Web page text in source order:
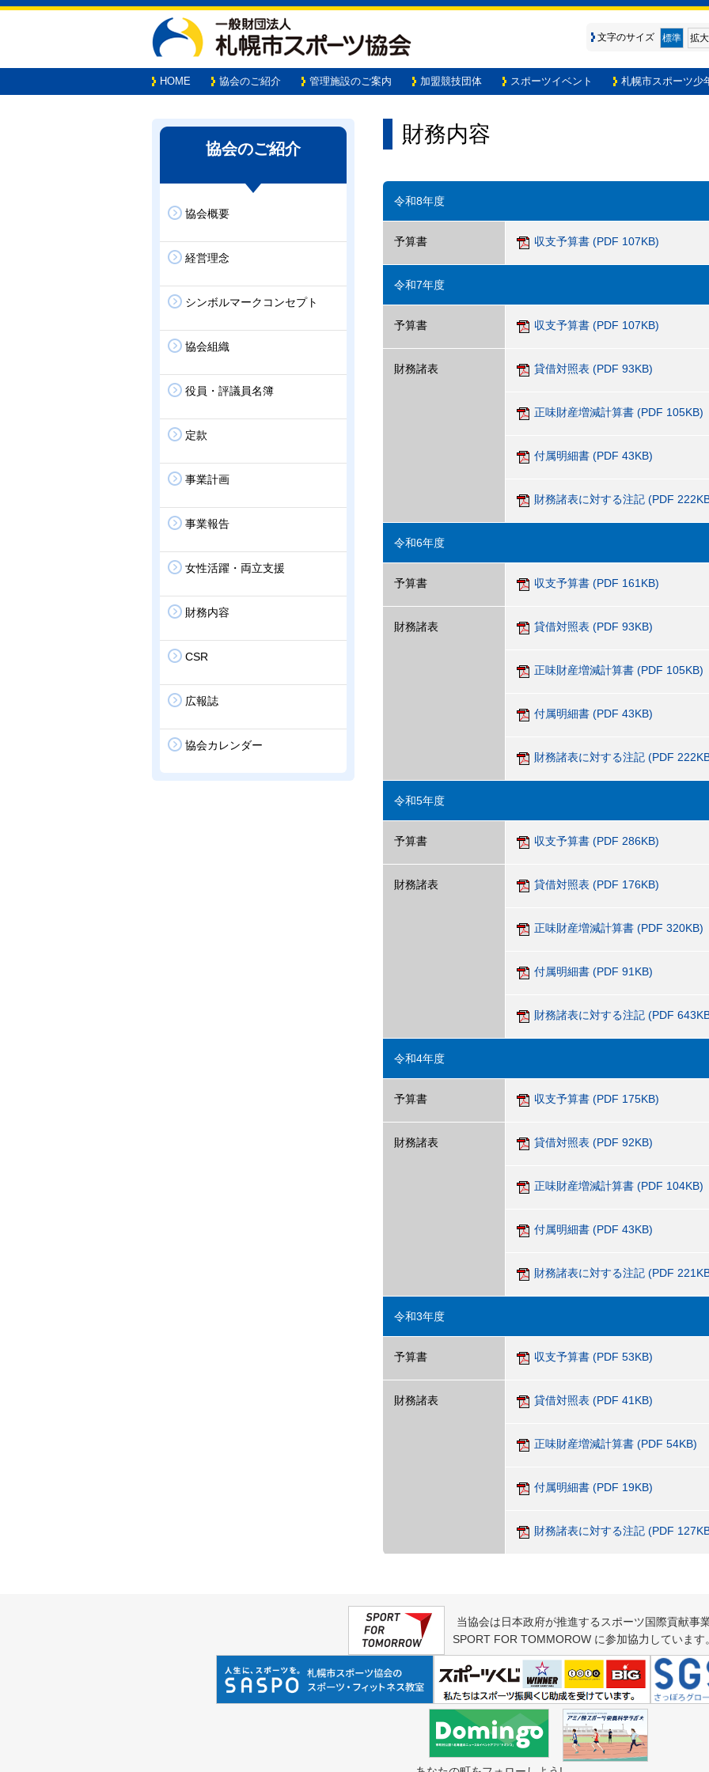
文字のサイズ 標準 拡大
HOME 協会のご紹介 管理施設のご案内 加盟競技団体 スポーツイベント 札幌市スポーツ少
財務内容
令和8年度
予算書 収支予算書 (PDF 107KB)
令和7年度
予算書 収支予算書 (PDF 107KB)
財務諸表 貸借対照表 (PDF 93KB)
正味財産増減計算書 (PDF 105KB)
付属明細書 (PDF 43KB)
財務諸表に対する注記 (PDF
令和6年度
予算書 収支予算書 (PDF 161KB)
財務諸表 貸借対照表 (PDF 93KB)
正味財産増減計算書 (PDF 105KB)
付属明細書 (PDF 43KB)
財務諸表に対する注記 (PDF
令和5年度
予算書 収支予算書 (PDF 286KB)
財務諸表 貸借対照表 (PDF 176KB)
正味財産増減計算書 (PDF 320KB)
付属明細書 (PDF 91KB)
財務諸表に対する注記 (PDF
令和4年度
予算書 収支予算書 (PDF 175KB)
財務諸表 貸借対照表 (PDF 92KB)
正味財産増減計算書 (PDF 104KB)
付属明細書 (PDF 43KB)
財務諸表に対する注記 (PDF
令和3年度
予算書 収支予算書 (PDF 53KB)
財務諸表 貸借対照表 (PDF 41KB)
正味財産増減計算書 (PDF 54KB)
付属明細書 (PDF 19KB)
財務諸表に対する注記 (PDF
協会のご紹介
協会概要
経営理念
シンボルマークコンセプト
協会組織
役員・評議員名簿
定款
事業計画
事業報告
女性活躍・両立支援
財務内容
CSR
広報誌
協会カレンダー
当協会は日本政府が推進するスポーツ国際貢献事
SPORT FOR TOMMOROW に参加協力しています